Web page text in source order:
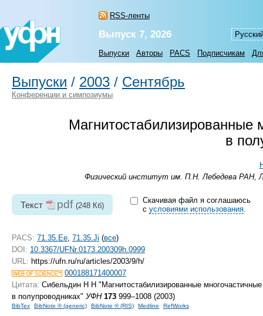
RSS-ленты
Выпуск 7, 2026
Выпуски Авторы PACS Подписчикам
Выпуски / 2003 / Сентябрь
Конференции и симпозиумы
Магнитостабилизированные
в
Физический институт им. П.Н. Лебедева РАН,
Текст pdf (248 Кб)
Скачивая файл я соглашаюсь
с условиями использования.
PACS: 71.35.Ee, 71.35.Ji (все)
DOI: 10.3367/UFNr.0173.200309h.0999
URL: https://ufn.ru/ru/articles/2003/9/h/
000188171400007
Цитата: Сибельдин Н Н "Магнитостабилизированные
в полупроводниках" УФН 173 999–1008 (2003)
BibTex BibNote ® (generic) BibNote ® (RIS) Medline RefWorks